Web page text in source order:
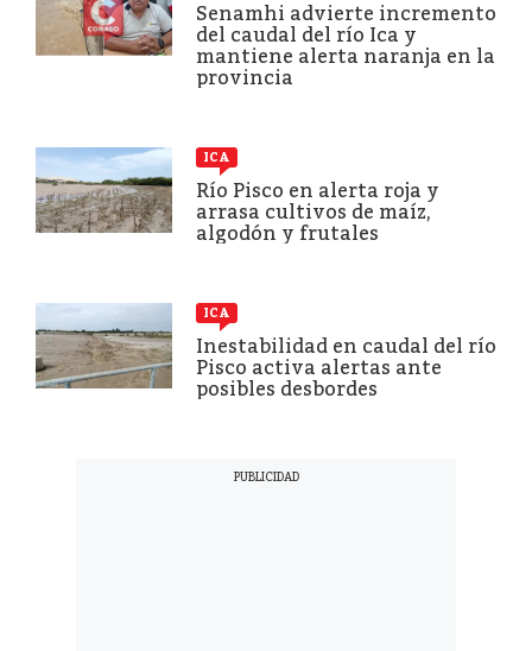
Senamhi advierte incremento
del caudal del río Ica y
mantiene alerta naranja en la
provincia
ICA
Río Pisco en alerta roja y
arrasa cultivos de maíz,
algodón y frutales
ICA
Inestabilidad en caudal del río
Pisco activa alertas ante
posibles desbordes